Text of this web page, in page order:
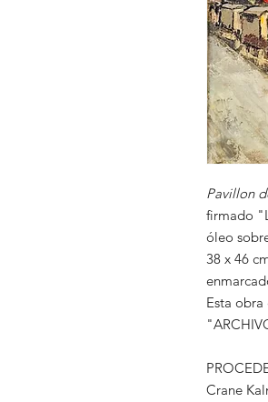
Pavillon
firmado
óleo
38 x 46
Esta
Crane